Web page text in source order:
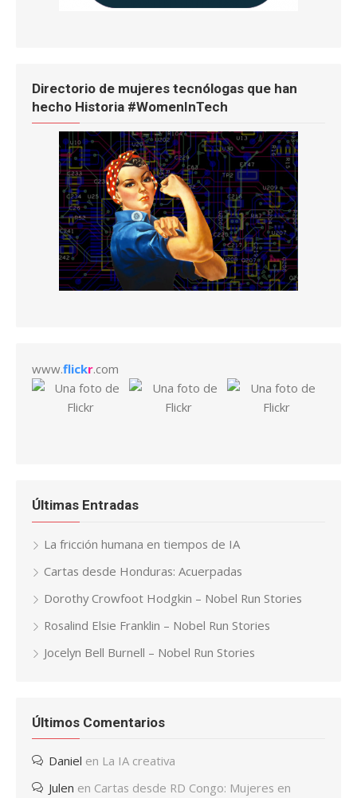
Directorio de mujeres tecnólogas que han
hecho Historia #WomenInTech
www.flickr.com
Últimas Entradas
La fricción humana en tiempos de IA
Cartas desde Honduras: Acuerpadas
Dorothy Crowfoot Hodgkin – Nobel Run Stories
Rosalind Elsie Franklin – Nobel Run Stories
Jocelyn Bell Burnell – Nobel Run Stories
Últimos Comentarios
Daniel en La IA creativa
Julen en Cartas desde RD Congo: Mujeres en